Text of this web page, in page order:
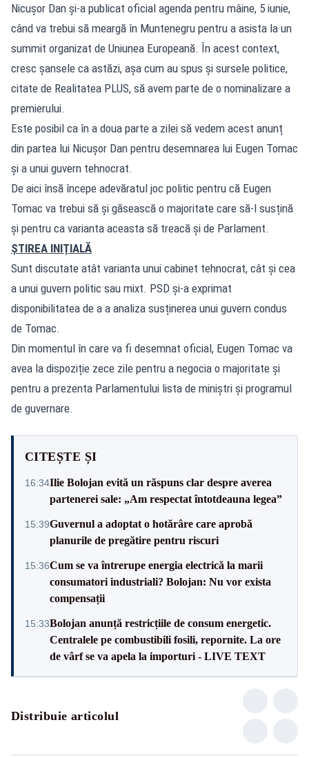
Nicușor Dan și-a publicat oficial agenda pentru mâine, 5 iunie,
când va trebui să meargă în Muntenegru pentru a asista la un
summit organizat de Uniunea Europeană. În acest context,
cresc șansele ca astăzi, așa cum au spus și sursele politice,
citate de Realitatea PLUS, să avem parte de o nominalizare a
premierului.
Este posibil ca în a doua parte a zilei să vedem acest anunț
din partea lui Nicușor Dan pentru desemnarea lui Eugen Tomac
și a unui guvern tehnocrat.
De aici însă începe adevăratul joc politic pentru că Eugen
Tomac va trebui să și găsească o majoritate care să-l susțină
și pentru ca varianta aceasta să treacă și de Parlament.
ȘTIREA INIȚIALĂ
Sunt discutate atât varianta unui cabinet tehnocrat, cât și cea
a unui guvern politic sau mixt. PSD și-a exprimat
disponibilitatea de a a analiza susținerea unui guvern condus
de Tomac.
Din momentul în care va fi desemnat oficial, Eugen Tomac va
avea la dispoziție zece zile pentru a negocia o majoritate și
pentru a prezenta Parlamentului lista de miniștri și programul
de guvernare.
CITEȘTE ȘI
16:34Ilie Bolojan evită un răspuns clar despre averea
partenerei sale: „Am respectat întotdeauna legea”
15:39Guvernul a adoptat o hotărâre care aprobă
planurile de pregătire pentru riscuri
15:36Cum se va întrerupe energia electrică la marii
consumatori industriali? Bolojan: Nu vor exista
compensații
15:33Bolojan anunță restricțiile de consum energetic.
Centralele pe combustibili fosili, repornite. La ore
de vârf se va apela la importuri - LIVE TEXT
Distribuie articolul